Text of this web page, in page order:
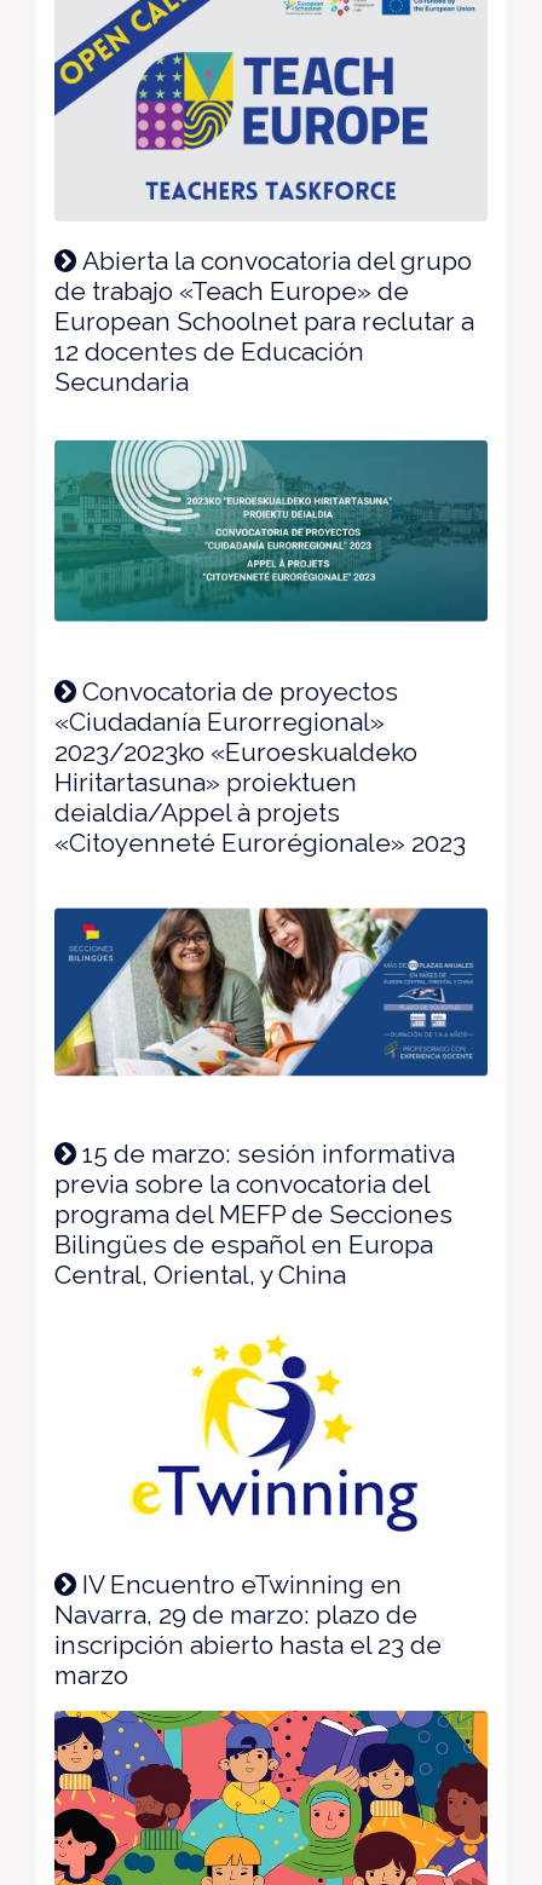
Abierta la convocatoria del grupo
de trabajo «Teach Europe» de
European Schoolnet para reclutar a
12 docentes de Educación
Secundaria
Convocatoria de proyectos
«Ciudadanía Eurorregional»
2023/2023ko «Euroeskualdeko
Hiritartasuna» proiektuen
deialdia/Appel à projets
«Citoyenneté Eurorégionale» 2023
15 de marzo: sesión informativa
previa sobre la convocatoria del
programa del MEFP de Secciones
Bilingües de español en Europa
Central, Oriental, y China
IV Encuentro eTwinning en
Navarra, 29 de marzo: plazo de
inscripción abierto hasta el 23 de
marzo